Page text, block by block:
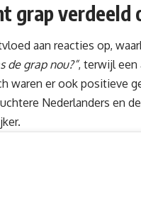
grapverdeeld
aan reacties op,
de grap nou?”, terwijl een
waren er ook positieve
Nederlanders en